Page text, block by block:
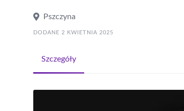
Pszczyna
DODANE 2 KWIETNIA 2025
Szczegóły